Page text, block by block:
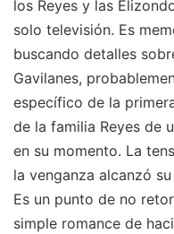
los Reyes y las
solo televisión. Es
buscando detalles
Gavilanes,
específico de la
de la familia Reyes de
en su momento. La
la venganza alcanzó
Es un punto de no
simple romance de